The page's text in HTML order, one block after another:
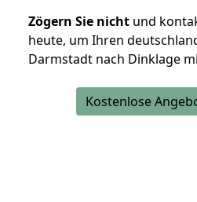
Zögern Sie nicht und
heute, um Ihren
Darmstadt nach Dinklage
Kostenlose